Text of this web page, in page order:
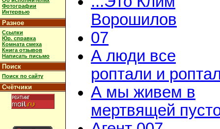
Фотографии
Интервью
Разное
Ссылки
Юр. справка
Комната смеха
Книга отзывов
Написать письмо
Поиск
Поиск по сайту
Счётчики
Ворошилов
07
А люди все
роптали и
А мы живем в
мертвящей